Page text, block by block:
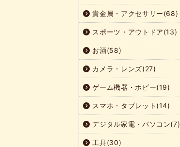
貴金属・アクセサリー(68)
スポーツ・アウトドア(13)
お酒(58)
カメラ・レンズ(27)
ゲーム機器・ホビー(19)
スマホ・タブレット(14)
デジタル家電・パソコン(7)
工具(30)